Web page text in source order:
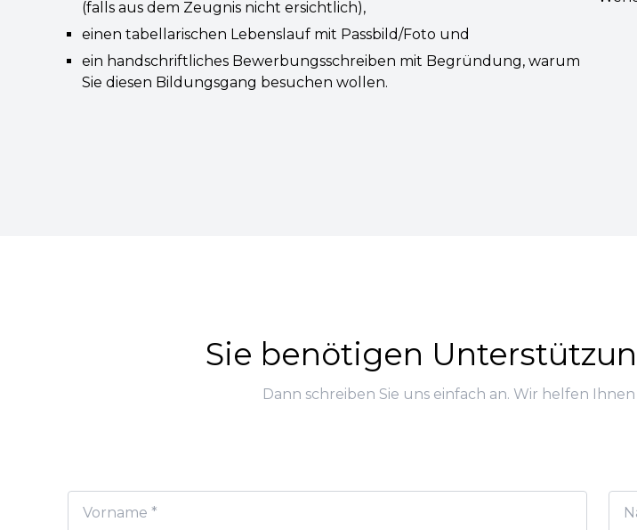
(falls aus dem Zeugnis nicht ersichtlich),
einen tabellarischen Lebenslauf mit Passbild/Foto und
ein handschriftliches Bewerbungsschreiben mit Begründung, warum
Sie diesen Bildungsgang besuchen wollen.
Sie benötigen
Dann schreiben Sie uns einfach an. Wir helfen